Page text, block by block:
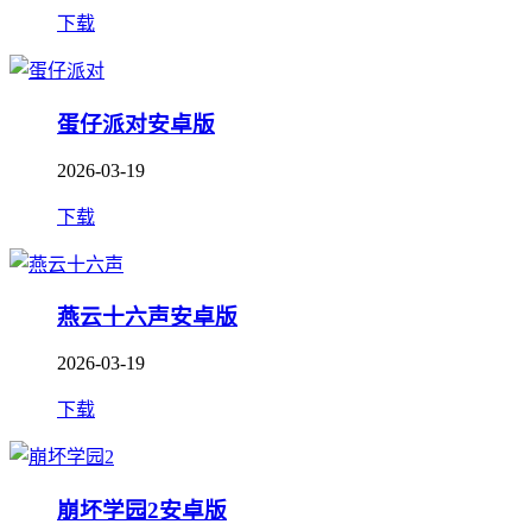
下载
蛋仔派对安卓版
2026-03-19
下载
燕云十六声安卓版
2026-03-19
下载
崩坏学园2安卓版